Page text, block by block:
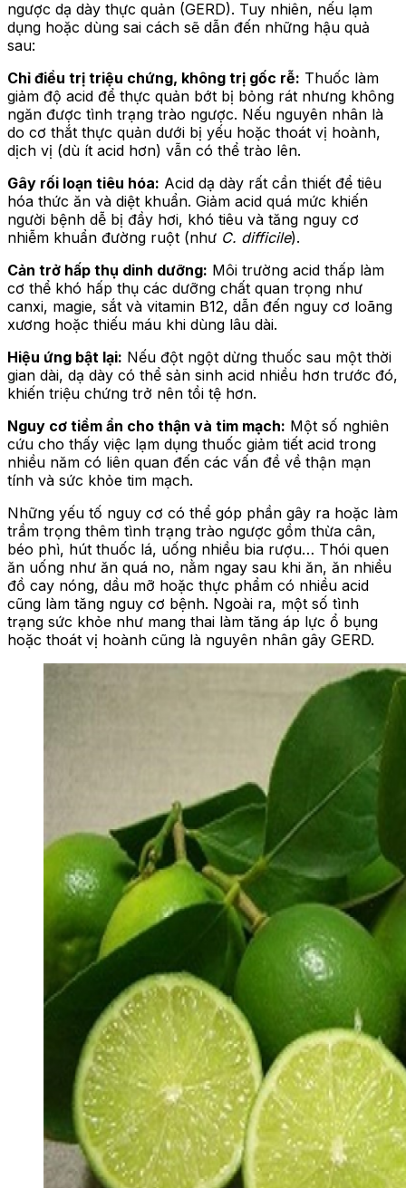
ngược dạ dày thực quản (GERD). Tuy nhiên, nếu lạm
dụng hoặc dùng sai cách sẽ dẫn đến những hậu quả
sau:
Chỉ điều trị triệu chứng, không trị gốc rễ: Thuốc làm
giảm độ acid để thực quản bớt bị bỏng rát nhưng không
ngăn được tình trạng trào ngược. Nếu nguyên nhân là
do cơ thắt thực quản dưới bị yếu hoặc thoát vị hoành,
dịch vị (dù ít acid hơn) vẫn có thể trào lên.
Gây rối loạn tiêu hóa: Acid dạ dày rất cần thiết để tiêu
hóa thức ăn và diệt khuẩn. Giảm acid quá mức khiến
người bệnh dễ bị đầy hơi, khó tiêu và tăng nguy cơ
nhiễm khuẩn đường ruột (như C. difficile).
Cản trở hấp thụ dinh dưỡng: Môi trường acid thấp làm
cơ thể khó hấp thụ các dưỡng chất quan trọng như
canxi, magie, sắt và vitamin B12, dẫn đến nguy cơ loãng
xương hoặc thiếu máu khi dùng lâu dài.
Hiệu ứng bật lại: Nếu đột ngột dừng thuốc sau một thời
gian dài, dạ dày có thể sản sinh acid nhiều hơn trước đó,
khiến triệu chứng trở nên tồi tệ hơn.
Nguy cơ tiềm ẩn cho thận và tim mạch: Một số nghiên
cứu cho thấy việc lạm dụng thuốc giảm tiết acid trong
nhiều năm có liên quan đến các vấn đề về thận mạn
tính và sức khỏe tim mạch.
Những yếu tố nguy cơ có thể góp phần gây ra hoặc làm
trầm trọng thêm tình trạng trào ngược gồm thừa cân,
béo phì, hút thuốc lá, uống nhiều bia rượu… Thói quen
ăn uống như ăn quá no, nằm ngay sau khi ăn, ăn nhiều
đồ cay nóng, dầu mỡ hoặc thực phẩm có nhiều acid
cũng làm tăng nguy cơ bệnh. Ngoài ra, một số tình
trạng sức khỏe như mang thai làm tăng áp lực ổ bụng
hoặc thoát vị hoành cũng là nguyên nhân gây GERD.